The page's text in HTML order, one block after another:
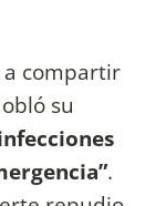
a compartir
su
.